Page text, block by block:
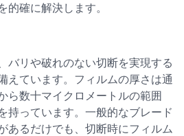
的確に解決します。
バリや破れのない切断を実現する
えています。フィルムの厚さは通
ら数十マイクロメートルの範囲
持っています。一般的なブレード
あるだけでも、切断時にフィルム